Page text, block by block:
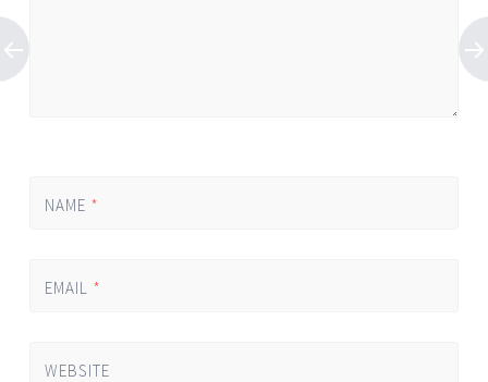
NAME *
EMAIL *
WEBSITE